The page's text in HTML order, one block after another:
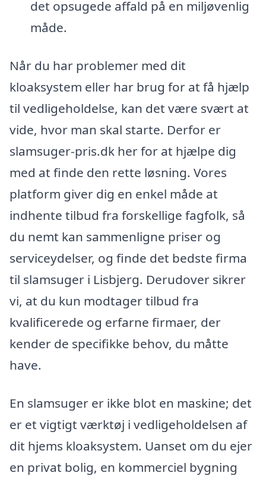
det opsugede affald på en miljøvenlig
måde.
Når du har problemer med dit
kloaksystem eller har brug for at få hjælp
til vedligeholdelse, kan det være svært at
vide, hvor man skal starte. Derfor er
slamsuger-pris.dk her for at hjælpe dig
med at finde den rette løsning. Vores
platform giver dig en enkel måde at
indhente tilbud fra forskellige fagfolk, så
du nemt kan sammenligne priser og
serviceydelser, og finde det bedste firma
til slamsuger i Lisbjerg. Derudover sikrer
vi, at du kun modtager tilbud fra
kvalificerede og erfarne firmaer, der
kender de specifikke behov, du måtte
have.
En slamsuger er ikke blot en maskine; det
er et vigtigt værktøj i vedligeholdelsen af
dit hjems kloaksystem. Uanset om du ejer
en privat bolig, en kommerciel bygning